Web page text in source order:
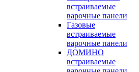
встраиваемые
варочные панели
Газовые
встраиваемые
варочные панели
ДОМИНО
встраиваемые